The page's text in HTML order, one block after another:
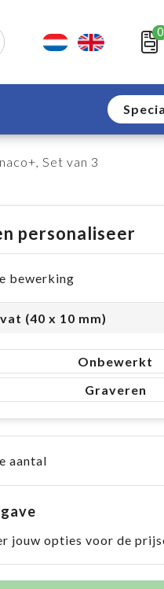
0
Set van 3
personaliseer
bewerking
(40 x 10 mm)
Onbewerkt
Graveren
aantal
jouw opties voor de